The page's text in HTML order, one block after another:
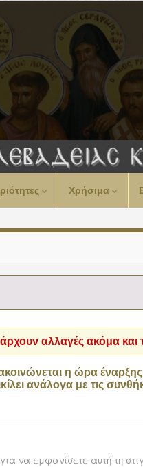
Χρήσιμα
αλλαγές ακόμα και
η ώρα
ανάλογα με τις
να εμφανίσετε αυτή τη